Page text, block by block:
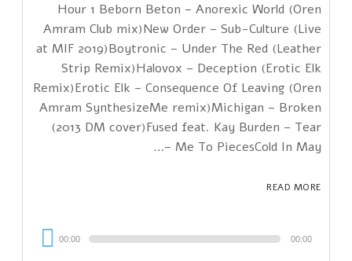
Hour 1 Beborn Beton – Anorexic World (Oren
Amram Club mix)New Order – Sub-Culture (Live
at MIF 2019)Boytronic – Under The Red (Leather
Strip Remix)Halovox – Deception (Erotic Elk
Remix)Erotic Elk – Consequence Of Leaving (Oren
Amram SynthesizeMe remix)Michigan – Broken
(2013 DM cover)Fused feat. Kay Burden – Tear
Me To PiecesCold In May –…
READ MORE
00:00 00:00